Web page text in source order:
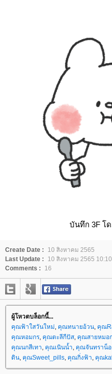
บันทึก 3F โ
Create Date :
10 สิงหาคม 2565
Last Update :
10 สิงหาคม 2565
Comments :
16
ผู้โหวตบล็อกนี้...
คุณฟ้าใสวันใหม่, คุณทนายอ้วน, คุณ
คุณหอมกร, คุณตะลีกีปัส, คุณสายหมอ
คุณนกสีเทา, คุณเนินน้ำ, คุณจันทราน็อ
ดิน, คุณSweet_pills, คุณกิ่งฟ้า, คุณ